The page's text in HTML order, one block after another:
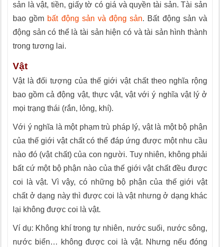
sản là vật, tiền, giấy tờ có giá và quyền tài sản. Tài sản
bao gồm bất động sản và động sản. Bất động sản và
động sản có thể là tài sản hiện có và tài sản hình thành
trong tương lai.
Vật
Vật là đối tượng của thế giới vật chất theo nghĩa rộng
bao gồm cả động vật, thực vật, vật với ý nghĩa vật lý ở
mọi trạng thái (rắn, lỏng, khí).
Với ý nghĩa là một phạm trù pháp lý, vật là một bộ phận
của thế giới vật chất có thể đáp ứng được một nhu cầu
nào đó (vật chất) của con người. Tuy nhiên, không phải
bất cứ một bộ phận nào của thế giới vật chất đều được
coi là vật. Vì vậy, có những bộ phận của thế giới vật
chất ở dạng này thì được coi là vật nhưng ở dạng khác
lại không được coi là vật.
Ví dụ: Không khí trong tự nhiên, nước suối, nước sông,
nước biển… không được coi là vật. Nhưng nếu đóng